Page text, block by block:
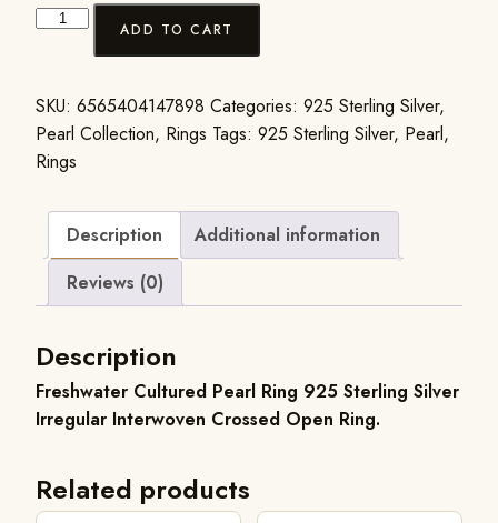
ADD TO CART
SKU: 6565404147898 Categories: 925 Sterling Silver,
Pearl Collection, Rings Tags: 925 Sterling Silver, Pearl,
Rings
Description
Additional information
Reviews (0)
Description
Freshwater Cultured Pearl Ring 925 Sterling Silver
Irregular Interwoven Crossed Open Ring.
Related products